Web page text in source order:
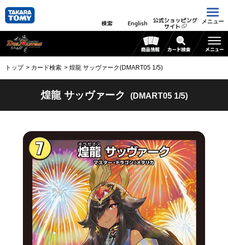
検索 English 公式ショッピング
サイト
メニュー
トップ カード検索 煌龍 サッヴァーク(DMART05 1/5)
煌龍 サッヴァーク (DMART05 1/5)